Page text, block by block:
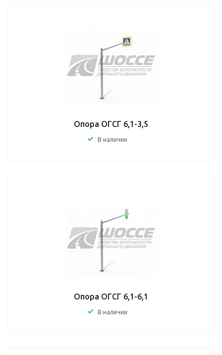
Опора ОГСГ 6,1-3,5
В наличии
Опора ОГСГ 6,1-6,1
В наличии